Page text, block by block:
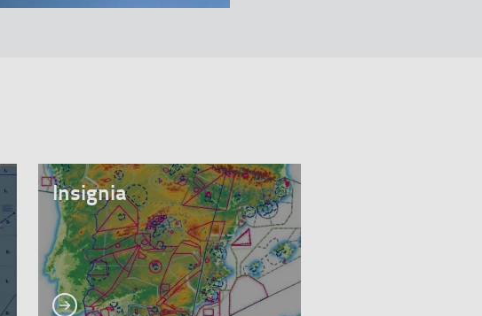
Insignia
Ver más Ver más